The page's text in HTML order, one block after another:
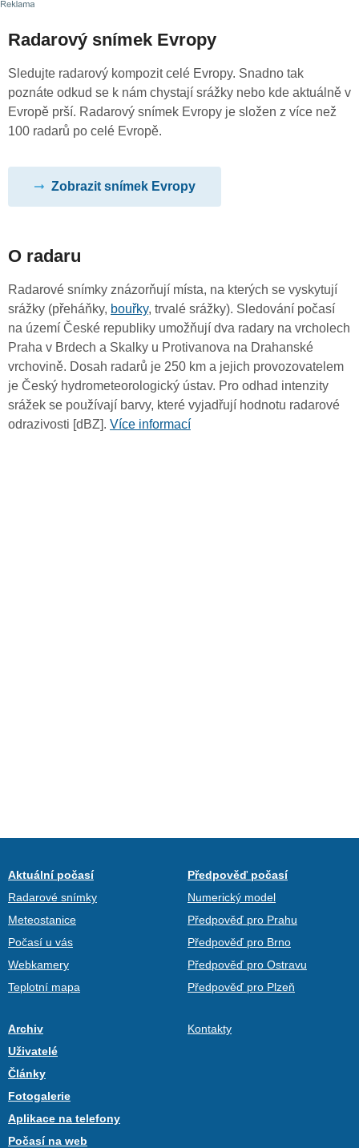
Radarový snímek Evropy
Sledujte radarový kompozit celé Evropy. Snadno tak
poznáte odkud se k nám chystají srážky nebo kde aktuálně v
Evropě prší. Radarový snímek Evropy je složen z více než
100 radarů po celé Evropě.
Zobrazit snímek Evropy
O radaru
Radarové snímky znázorňují místa, na kterých se vyskytují
srážky (přeháňky, bouřky, trvalé srážky). Sledování počasí
na území České republiky umožňují dva radary na vrcholech
Praha v Brdech a Skalky u Protivanova na Drahanské
vrchovině. Dosah radarů je 250 km a jejich provozovatelem
je Český hydrometeorologický ústav. Pro odhad intenzity
srážek se používají barvy, které vyjadřují hodnotu radarové
odrazivosti [dBZ]. Více informací
Aktuální počasí
Radarové snímky
Meteostanice
Počasí u vás
Webkamery
Teplotní mapa
Předpověď počasí
Numerický model
Předpověď pro Prahu
Předpověď pro Brno
Předpověď pro Ostravu
Předpověď pro Plzeň
Archiv
Uživatelé
Články
Fotogalerie
Aplikace na telefony
Počasí na web
Kontakty